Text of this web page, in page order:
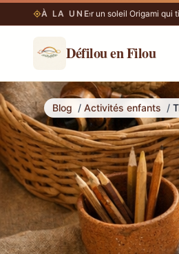
À LA UNE
06/08 Fabriquer un soleil Origami qui
Défilou en Filou
Trouver une activité nature de
Blog / Activités enfants /